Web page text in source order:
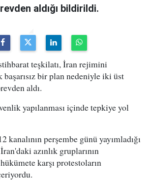
aldığı bildirildi.
teşkilatı, İran rejimini
bir plan nedeniyle iki üst
aldı.
yapılanması içinde tepkiye yol
kanalının perşembe günü yayımladığı
azınlık gruplarının
karşı protestoların